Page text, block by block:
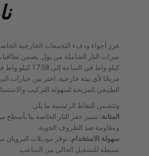
عزز أجواء ودفء التجمعات الخارجية
كيلو واط في الساعة
مريحًا لأي بيئة خارجية. اختر بين خيارات
الطبيعي المريحة لسهولة التركيب
وتتضمن النقاط الرئيسية ما يلي:
المتانة: تتميز حفر النار الخاصة بنا بأسطح
ومقاومة ضد الظروف الجوية.
سهولة الاستخدام: توفر موديلات البروبان
بسيطة للتشغيل الخالي من المتاعب.